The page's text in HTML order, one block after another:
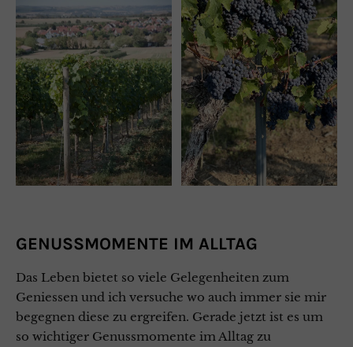
GENUSSMOMENTE IM ALLTAG
Das Leben bietet so viele Gelegenheiten zum
Geniessen und ich versuche wo auch immer sie mir
begegnen diese zu ergreifen. Gerade jetzt ist es um
so wichtiger Genussmomente im Alltag zu